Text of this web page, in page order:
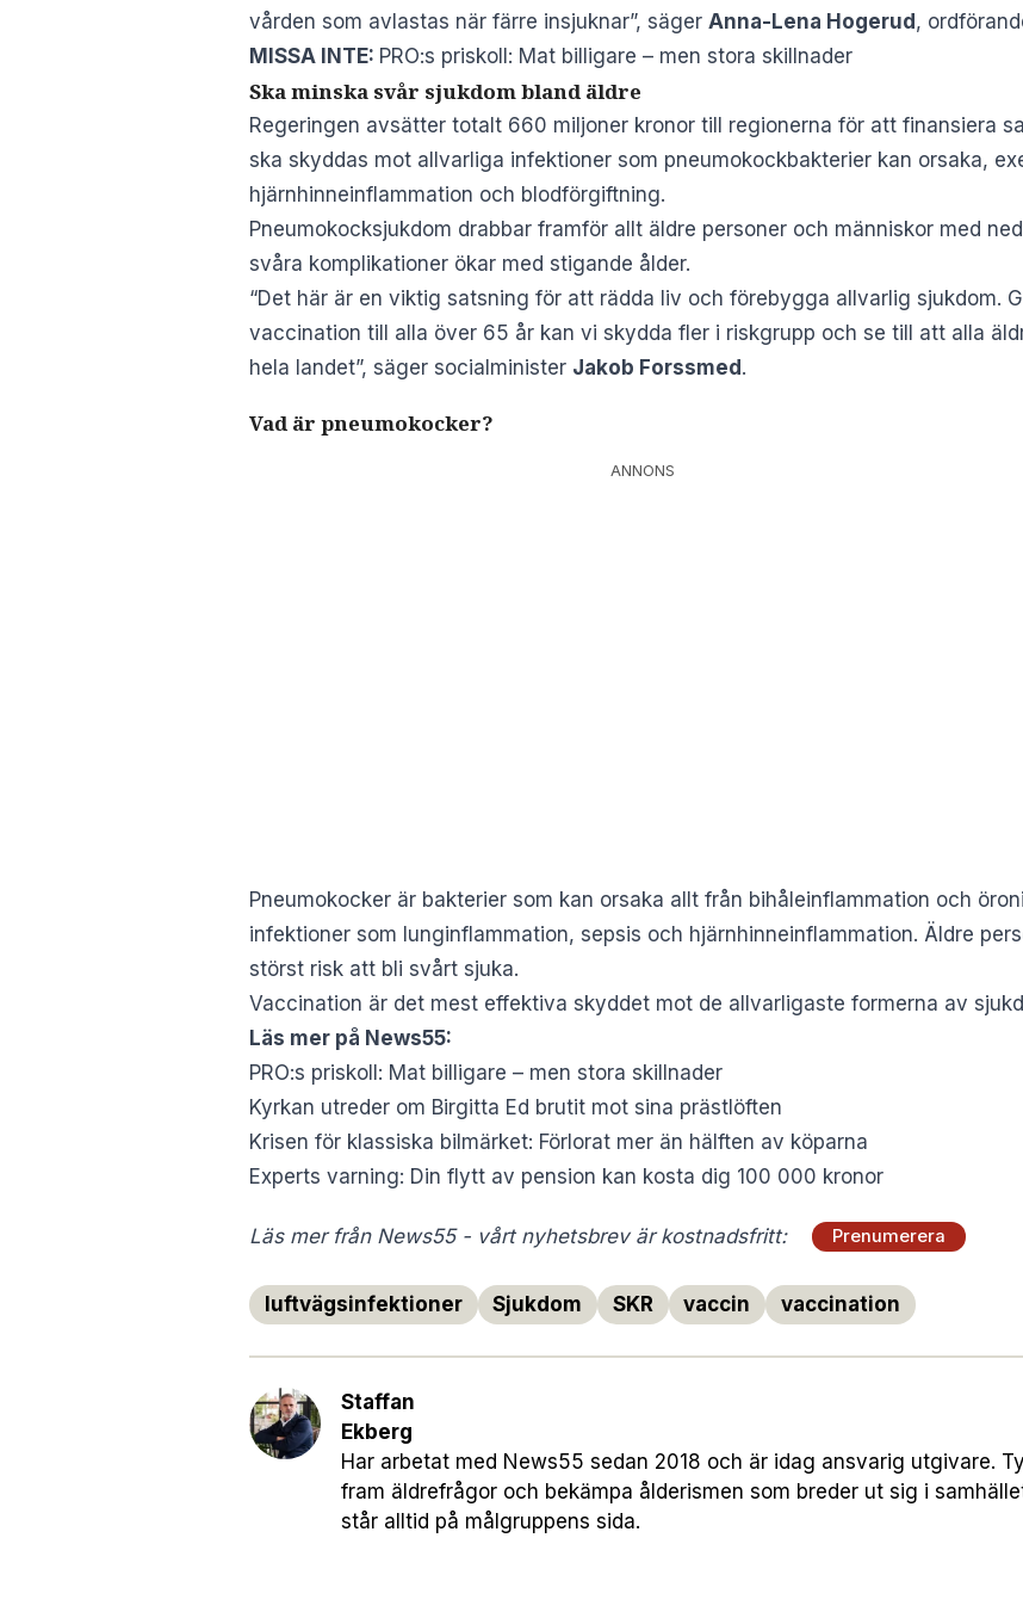
vården som avlastas när färre insjuknar”, säger Anna-Lena Hogerud,
MISSA INTE: PRO:s priskoll: Mat billigare – men stora skillnader
Ska minska svår sjukdom bland äldre
Regeringen avsätter totalt 660 miljoner kronor till regionerna för att finansiera
ska skyddas mot allvarliga infektioner som pneumokockbakterier kan orsaka,
hjärnhinneinflammation och blodförgiftning.
Pneumokocksjukdom drabbar framför allt äldre personer och människor med
svåra komplikationer ökar med stigande ålder.
“Det här är en viktig satsning för att rädda liv och förebygga allvarlig sjukdom.
vaccination till alla över 65 år kan vi skydda fler i riskgrupp och se till att alla
hela landet”, säger socialminister Jakob Forssmed.
Vad är pneumokocker?
ANNONS
Pneumokocker är bakterier som kan orsaka allt från bihåleinflammation och
infektioner som lunginflammation, sepsis och hjärnhinneinflammation. Äldre
störst risk att bli svårt sjuka.
Vaccination är det mest effektiva skyddet mot de allvarligaste formerna av
Läs mer på News55:
PRO:s priskoll: Mat billigare – men stora skillnader
Kyrkan utreder om Birgitta Ed brutit mot sina prästlöften
Krisen för klassiska bilmärket: Förlorat mer än hälften av köparna
Experts varning: Din flytt av pension kan kosta dig 100 000 kronor
Läs mer från News55 - vårt nyhetsbrev är kostnadsfritt: Prenumerera
luftvägsinfektioner Sjukdom SKR vaccin vaccination
Staffan
Ekberg
Har arbetat med News55 sedan 2018 och är idag ansvarig utgivare.
fram äldrefrågor och bekämpa ålderismen som breder ut sig i
står alltid på målgruppens sida.